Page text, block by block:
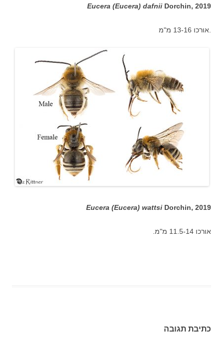
Eucera (Eucera) dafnii Dorchin, 2019
Eucera (Eucera) wattsi Dorchin, 2019
אורכו 11.5-14 מ"מ.
כתיבת תגובה